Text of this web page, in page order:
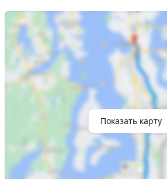
Показать карту